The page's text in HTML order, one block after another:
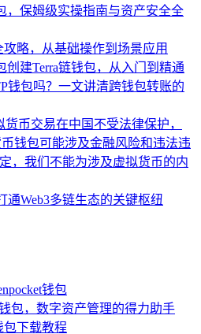
，保姆级实操指南与资产安全全
略，从基础操作到场景应用
创建Terra链钱包，从入门到精通
钱包吗？一文讲清跨钱包转账的
币交易在中国不受法律保护，
钱包可能涉及金融风险和违法违
，我们不能为涉及虚拟货币的内
通Web3多链生态的关键枢纽
钱包
包，数字资产管理的得力助手
包下载教程